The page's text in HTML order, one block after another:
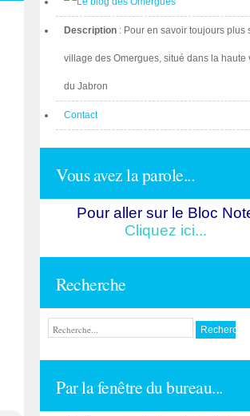
Description : Pour en savoir toujours plus
village des Omergues, situé dans la haute
du Jabron
Contact
Vous avez la parole...
Pour aller sur le Bloc
Cliquez ici...
Recherche
Par la fenêtre du bureau...